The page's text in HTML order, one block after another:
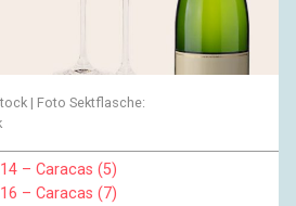
| Foto Sektflasche:
– Caracas (5)
– Caracas (7)